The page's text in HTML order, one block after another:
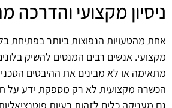
ניסיון מקצועי
אחת מהטעויות הנפוצות ביותר בפתיחת
מקצועי. אנשים רבים המנסים להשיק
מתאימה או לא מבינים את ההיבטים
הכשרה מקצועית לא רק מספקת ידע על